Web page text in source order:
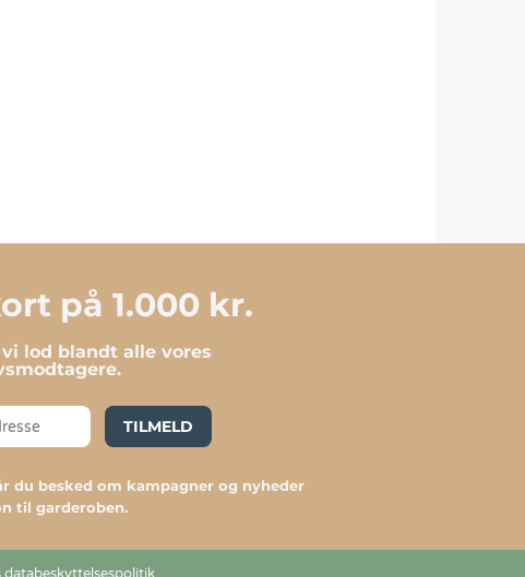
på 1.000 kr.
lod blandt alle vores
TILMELD
du besked om kampagner og nyheder
til garderoben.